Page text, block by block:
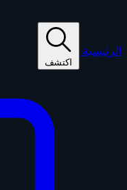
الرئيسية
اكتشف